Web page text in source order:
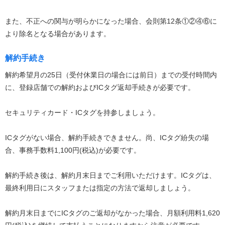
また、不正への関与が明らかになった場合、会則第12条①②④⑥に
より除名となる場合があります。
解約手続き
解約希望月の25日（受付休業日の場合には前日）までの受付時間内
に、登録店舗での解約およびICタグ返却手続きが必要です。
セキュリティカード・ICタグを持参しましょう。
ICタグがない場合、解約手続きできません。尚、ICタグ紛失の場
合、事務手数料1,100円(税込)が必要です。
解約手続き後は、解約月末日までご利用いただけます。ICタグは、
最終利用日にスタッフまたは指定の方法で返却しましょう。
解約月末日までにICタグのご返却がなかった場合、月額利用料1,620